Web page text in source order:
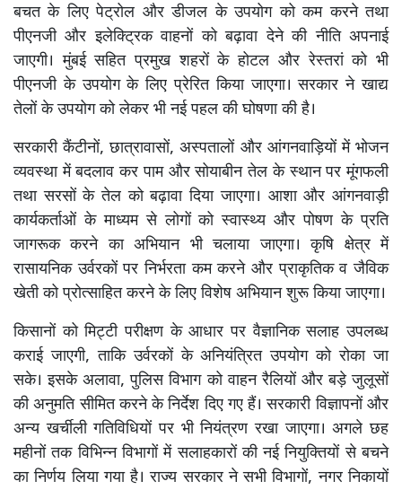
बचत के लिए पेट्रोल और डीजल के उपयोग को कम करने तथा
पीएनजी और इलेक्ट्रिक वाहनों को बढ़ावा देने की नीति अपनाई
जाएगी। मुंबई सहित प्रमुख शहरों के होटल और रेस्तरां को भी
पीएनजी के उपयोग के लिए प्रेरित किया जाएगा। सरकार ने खाद्य
तेलों के उपयोग को लेकर भी नई पहल की घोषणा की है।
सरकारी कैंटीनों, छात्रावासों, अस्पतालों और आंगनवाड़ियों में भोजन
व्यवस्था में बदलाव कर पाम और सोयाबीन तेल के स्थान पर मूंगफली
तथा सरसों के तेल को बढ़ावा दिया जाएगा। आशा और आंगनवाड़ी
कार्यकर्ताओं के माध्यम से लोगों को स्वास्थ्य और पोषण के प्रति
जागरूक करने का अभियान भी चलाया जाएगा। कृषि क्षेत्र में
रासायनिक उर्वरकों पर निर्भरता कम करने और प्राकृतिक व जैविक
खेती को प्रोत्साहित करने के लिए विशेष अभियान शुरू किया जाएगा।
किसानों को मिट्टी परीक्षण के आधार पर वैज्ञानिक सलाह उपलब्ध
कराई जाएगी, ताकि उर्वरकों के अनियंत्रित उपयोग को रोका जा
सके। इसके अलावा, पुलिस विभाग को वाहन रैलियों और बड़े जुलूसों
की अनुमति सीमित करने के निर्देश दिए गए हैं। सरकारी विज्ञापनों और
अन्य खर्चीली गतिविधियों पर भी नियंत्रण रखा जाएगा। अगले छह
महीनों तक विभिन्न विभागों में सलाहकारों की नई नियुक्तियों से बचने
का निर्णय लिया गया है। राज्य सरकार ने सभी विभागों, नगर निकायों